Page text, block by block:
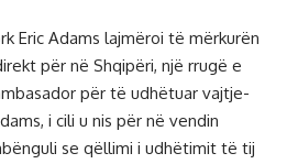
Eric Adams lajmëroi të mërkurën
për në Shqipëri, një rrugë e
për të udhëtuar vajtje-
i cili u nis për në vendin
se qëllimi i udhëtimit të tij